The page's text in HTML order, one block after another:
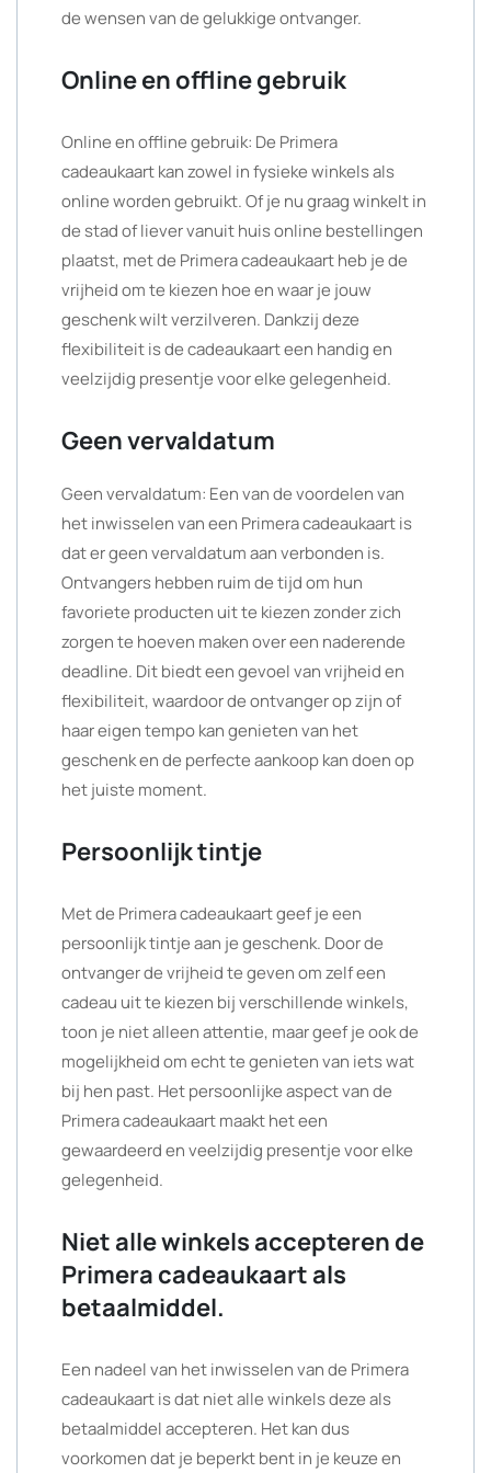
de wensen van de gelukkige ontvanger.
Online en offline gebruik
Online en offline gebruik: De Primera
cadeaukaart kan zowel in fysieke winkels als
online worden gebruikt. Of je nu graag winkelt in
de stad of liever vanuit huis online bestellingen
plaatst, met de Primera cadeaukaart heb je de
vrijheid om te kiezen hoe en waar je jouw
geschenk wilt verzilveren. Dankzij deze
flexibiliteit is de cadeaukaart een handig en
veelzijdig presentje voor elke gelegenheid.
Geen vervaldatum
Geen vervaldatum: Een van de voordelen van
het inwisselen van een Primera cadeaukaart is
dat er geen vervaldatum aan verbonden is.
Ontvangers hebben ruim de tijd om hun
favoriete producten uit te kiezen zonder zich
zorgen te hoeven maken over een naderende
deadline. Dit biedt een gevoel van vrijheid en
flexibiliteit, waardoor de ontvanger op zijn of
haar eigen tempo kan genieten van het
geschenk en de perfecte aankoop kan doen op
het juiste moment.
Persoonlijk tintje
Met de Primera cadeaukaart geef je een
persoonlijk tintje aan je geschenk. Door de
ontvanger de vrijheid te geven om zelf een
cadeau uit te kiezen bij verschillende winkels,
toon je niet alleen attentie, maar geef je ook de
mogelijkheid om echt te genieten van iets wat
bij hen past. Het persoonlijke aspect van de
Primera cadeaukaart maakt het een
gewaardeerd en veelzijdig presentje voor elke
gelegenheid.
Niet alle winkels accepteren de
Primera cadeaukaart als
betaalmiddel.
Een nadeel van het inwisselen van de Primera
cadeaukaart is dat niet alle winkels deze als
betaalmiddel accepteren. Het kan dus
voorkomen dat je beperkt bent in je keuze en